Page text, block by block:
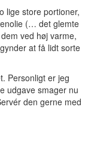
lige store portioner,
(… det glemte
ved høj varme,
at få lidt sorte
Personligt er jeg
udgave smager nu
den gerne med